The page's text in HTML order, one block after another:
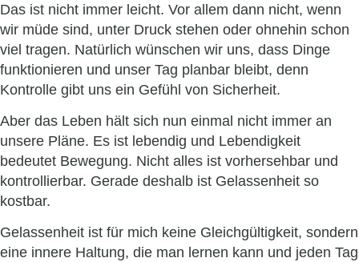
Das ist nicht immer leicht. Vor allem dann nicht, wenn
wir müde sind, unter Druck stehen oder ohnehin schon
viel tragen. Natürlich wünschen wir uns, dass Dinge
funktionieren und unser Tag planbar bleibt, denn
Kontrolle gibt uns ein Gefühl von Sicherheit.
Aber das Leben hält sich nun einmal nicht immer an
unsere Pläne. Es ist lebendig und Lebendigkeit
bedeutet Bewegung. Nicht alles ist vorhersehbar und
kontrollierbar. Gerade deshalb ist Gelassenheit so
kostbar.
Gelassenheit ist für mich keine Gleichgültigkeit, sondern
eine innere Haltung, die man lernen kann und jeden Tag